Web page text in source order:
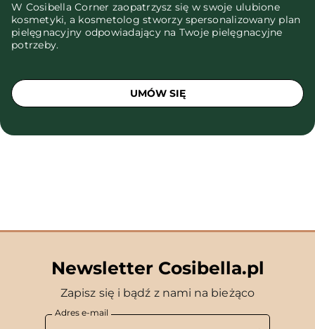
W Cosibella Corner zaopatrzysz się w swoje ulubione
kosmetyki, a kosmetolog stworzy spersonalizowany plan
pielęgnacyjny odpowiadający na Twoje pielęgnacyjne
potrzeby.
UMÓW SIĘ
Newsletter Cosibella.pl
Zapisz się i bądź z nami na bieżąco
Adres e-mail